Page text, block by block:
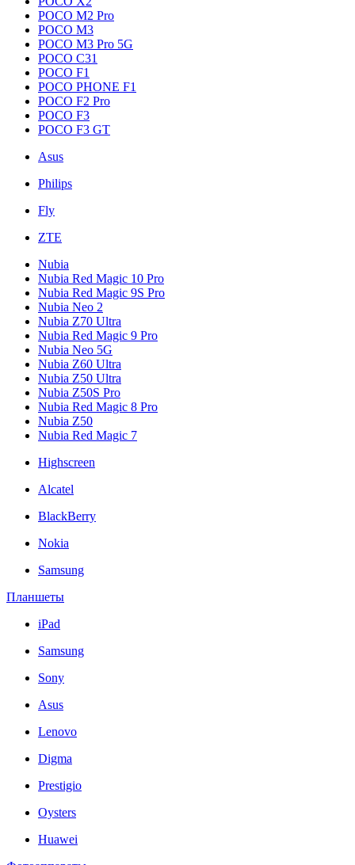
POCO M2 Pro
POCO M3
POCO M3 Pro 5G
POCO C31
POCO F1
POCO PHONE F1
POCO F2 Pro
POCO F3
POCO F3 GT
Asus
Philips
Fly
ZTE
Nubia
Nubia Red Magic 10 Pro
Nubia Red Magic 9S Pro
Nubia Neo 2
Nubia Z70 Ultra
Nubia Red Magic 9 Pro
Nubia Neo 5G
Nubia Z60 Ultra
Nubia Z50 Ultra
Nubia Z50S Pro
Nubia Red Magic 8 Pro
Nubia Z50
Nubia Red Magic 7
Highscreen
Alcatel
BlackBerry
Nokia
Samsung
Планшеты
iPad
Samsung
Sony
Asus
Lenovo
Digma
Prestigio
Oysters
Huawei